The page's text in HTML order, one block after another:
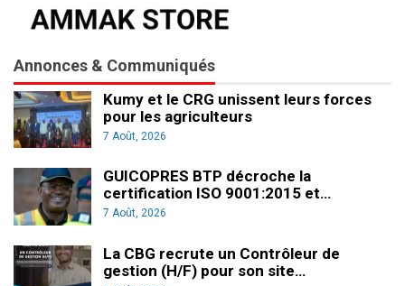
Annonces & Communiqués
Kumy et le CRG unissent leurs forces
pour les agriculteurs
7 Août, 2026
GUICOPRES BTP décroche la
certification ISO 9001:2015 et…
7 Août, 2026
La CBG recrute un Contrôleur de
gestion (H/F) pour son site…